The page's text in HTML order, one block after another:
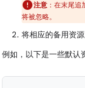
注意 ：在末尾
将被忽略。
将相应的备用资
例如，以下是一些默认